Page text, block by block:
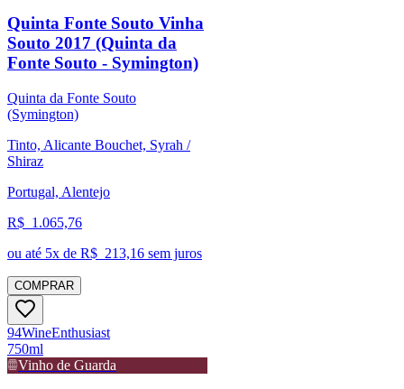
Quinta Fonte Souto Vinha
Souto 2017 (Quinta da
Fonte Souto - Symington)
Quinta da Fonte Souto
(Symington)
Tinto, Alicante Bouchet, Syrah /
Shiraz
Portugal, Alentejo
R$ 1.065,76
ou até 5x de R$ 213,16 sem juros
COMPRAR
94WineEnthusiast
750ml
Vinho de Guarda